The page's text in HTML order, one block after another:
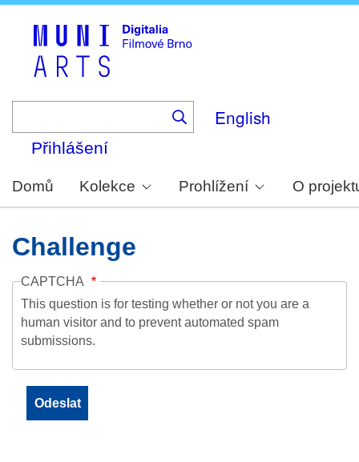
English
Přihlášení
Domů Kolekce Prohlížení O
Challenge
CAPTCHA
This question is for testing whether or not you are a
human visitor and to prevent automated spam
submissions.